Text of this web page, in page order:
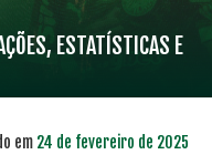
ESTATÍSTICAS E
em 24 de fevereiro de 2025